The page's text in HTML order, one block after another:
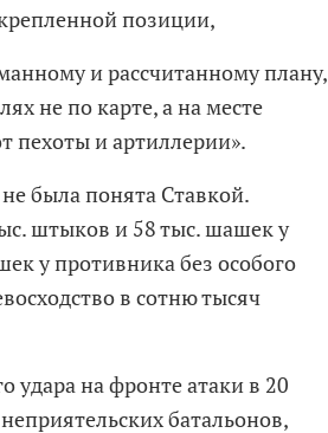
позиции,
и рассчитанному плану,
не по карте, а на месте
пехоты и артиллерии».
была понята Ставкой.
штыков и 58 тыс. шашек у
у противника без особого
в сотню тысяч
удара на фронте атаки в 20
батальонов,